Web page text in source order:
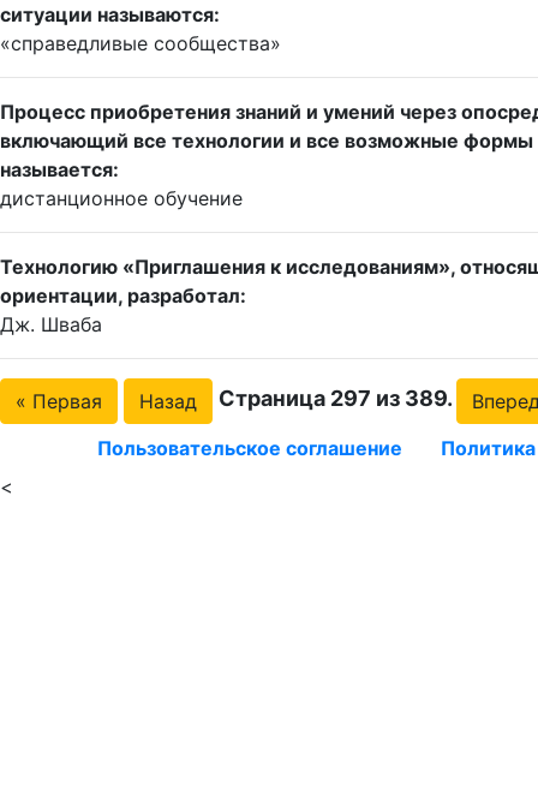
ситуации называются:
«справедливые сообщества»
Процесс приобретения знаний и умений через
включающий все технологии и все возможные формы
называется:
дистанционное обучение
Технологию «Приглашения к исследованиям»,
ориентации, разработал:
Дж. Шваба
« Первая Назад Страница 297 из 389.
Пользовательское соглашение
<